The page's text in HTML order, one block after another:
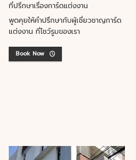
ที่ปรึกษาเรื่องการ์ดแต่งงาน
พูดคุยให้คำปรึกษากับผู้เชี่ยวชาญการ์ด
แต่งงาน ที่โชว์รูมของเรา
Book Now